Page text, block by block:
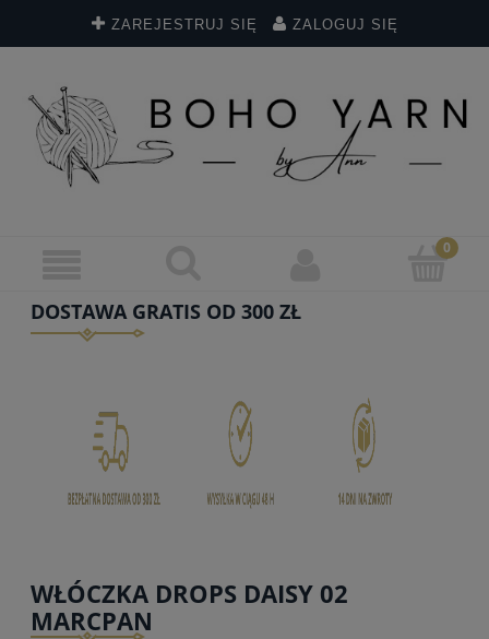
ZAREJESTRUJ SIĘ ZALOGUJ SIĘ
DOSTAWA GRATIS OD 300 ZŁ
WŁÓCZKA DROPS DAISY 02
MARCPAN